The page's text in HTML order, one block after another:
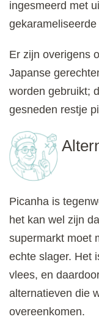
ingesmeerd met
gekarameliseerde
Er zijn overigens
Japanse
worden gebruikt;
gesneden restje
Picanha is
het kan wel zijn
supermarkt moet
echte slager. Het
vlees, en
alternatieven die
overeenkomen.